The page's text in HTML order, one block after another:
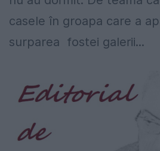
casele în groapa care a
surparea fostei galerii...